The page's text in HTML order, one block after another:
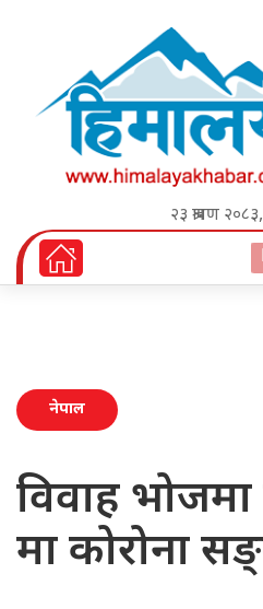
२३ श्रावण
नेपाल
विवाह
मा कोरोना